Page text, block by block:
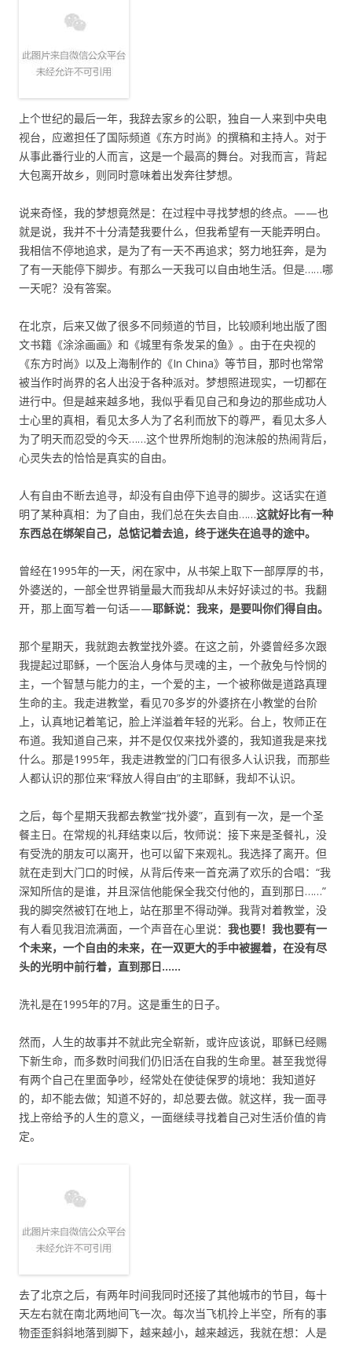
上个世纪的最后一年，我辞去家乡的公职，独自一人来到中央电
视台，应邀担任了国际频道《东方时尚》的撰稿和主持人。对于
从事此番行业的人而言，这是一个最高的舞台。对我而言，背起
大包离开故乡，则同时意味着出发奔往梦想。
说来奇怪，我的梦想竟然是：在过程中寻找梦想的终点。——也
就是说，我并不十分清楚我要什么，但我希望有一天能弄明白。
我相信不停地追求，是为了有一天不再追求；努力地狂奔，是为
了有一天能停下脚步。有那么一天我可以自由地生活。但是……哪
一天呢？没有答案。
在北京，后来又做了很多不同频道的节目，比较顺利地出版了图
文书籍《涂涂画画》和《城里有条发呆的鱼》。由于在央视的
《东方时尚》以及上海制作的《In China》等节目，那时也常常
被当作时尚界的名人出没于各种派对。梦想照进现实，一切都在
进行中。但是越来越多地，我似乎看见自己和身边的那些成功人
士心里的真相，看见太多人为了名利而放下的尊严，看见太多人
为了明天而忍受的今天……这个世界所炮制的泡沫般的热闹背后，
心灵失去的恰恰是真实的自由。
人有自由不断去追寻，却没有自由停下追寻的脚步。这话实在道
明了某种真相：为了自由，我们总在失去自由……这就好比有一种
东西总在绑架自己，总惦记着去追，终于迷失在追寻的途中。
曾经在1995年的一天，闲在家中，从书架上取下一部厚厚的书，
外婆送的，一部全世界销量最大而我却从未好好读过的书。我翻
开，那上面写着一句话——耶稣说：我来，是要叫你们得自由。
那个星期天，我就跑去教堂找外婆。在这之前，外婆曾经多次跟
我提起过耶稣，一个医治人身体与灵魂的主，一个赦免与怜悯的
主，一个智慧与能力的主，一个爱的主，一个被称做是道路真理
生命的主。我走进教堂，看见70多岁的外婆挤在小教堂的台阶
上，认真地记着笔记，脸上洋溢着年轻的光彩。台上，牧师正在
布道。我知道自己来，并不是仅仅来找外婆的，我知道我是来找
什么。那是1995年，我走进教堂的门口有很多人认识我，而那些
人都认识的那位来“释放人得自由”的主耶稣，我却不认识。
之后，每个星期天我都去教堂“找外婆”，直到有一次，是一个圣
餐主日。在常规的礼拜结束以后，牧师说：接下来是圣餐礼，没
有受洗的朋友可以离开，也可以留下来观礼。我选择了离开。但
就在走到大门口的时候，从背后传来一首充满了欢乐的合唱：“我
深知所信的是谁，并且深信他能保全我交付他的，直到那日……”
我的脚突然被钉在地上，站在那里不得动弹。我背对着教堂，没
有人看见我泪流满面，一个声音在心里说： 我也要！我也要有一
个未来，一个自由的未来，在一双更大的手中被握着，在没有尽
头的光明中前行着，直到那日……
洗礼是在1995年的7月。这是重生的日子。
然而，人生的故事并不就此完全崭新，或许应该说，耶稣已经赐
下新生命，而多数时间我们仍旧活在自我的生命里。甚至我觉得
有两个自己在里面争吵，经常处在使徒保罗的境地：我知道好
的，却不能去做；知道不好的，却总要去做。就这样，我一面寻
找上帝给予的人生的意义，一面继续寻找着自己对生活价值的肯
定。
去了北京之后，有两年时间我同时还接了其他城市的节目，每十
天左右就在南北两地间飞一次。每次当飞机拎上半空，所有的事
物歪歪斜斜地落到脚下，越来越小，越来越远，我就在想：人是